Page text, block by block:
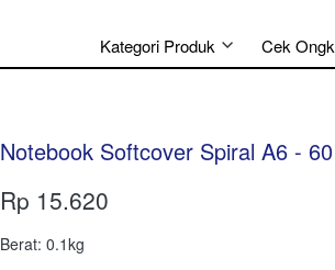
Kategori Produk Cek
Notebook Softcover Spiral A6 -
Rp 15.620
Berat: 0.1kg